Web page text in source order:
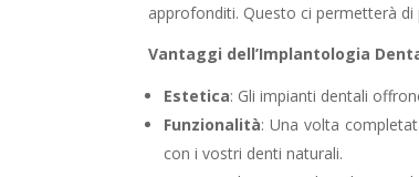
approfonditi. Questo ci permetterà
Vantaggi dell’Implantologia
Estetica: Gli impianti dentali
Funzionalità: Una volta
con i vostri denti naturali.